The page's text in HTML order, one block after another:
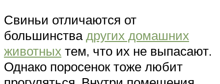
Свиньи отличаются от
большинствадругих домашних
животных тем, что их не выпасают.
Однако поросенок тоже любит